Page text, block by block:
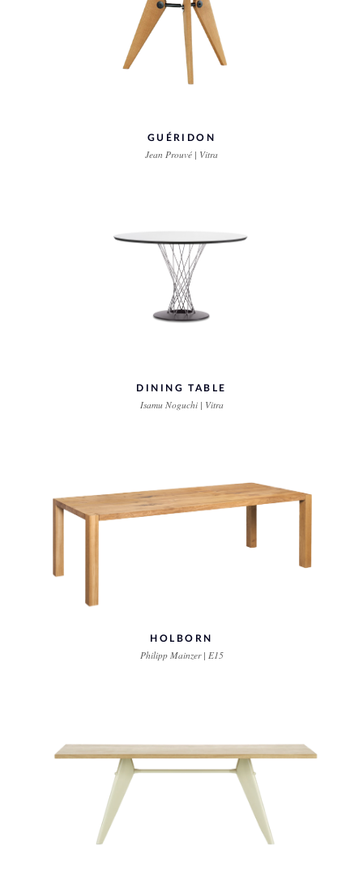
GUÉRIDON
Jean Prouvé | Vitra
DINING TABLE
Isamu Noguchi | Vitra
HOLBORN
Philipp Mainzer | E15